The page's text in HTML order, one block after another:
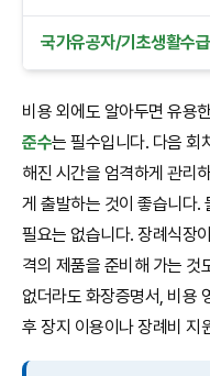
국가유공자/기초생활수
비용 외에도 알아두면 유용
준수는 필수입니다. 다음 회
해진 시간을 엄격하게 관리
게 출발하는 것이 좋습니다.
필요는 없습니다. 장례식장
격의 제품을 준비해 가는 것
없더라도 화장증명서, 비용
후 장지 이용이나 장례비 지